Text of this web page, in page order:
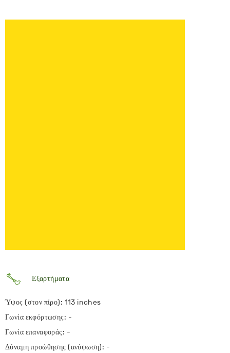
Εξαρτήματα
Ύψος (στον πίρο): 113 inches
Γωνία εκφόρτωσης: -
Γωνία επαναφοράς: -
Δύναμη προώθησης (ανύψωση): -